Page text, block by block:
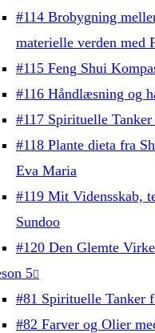
#114 Brobygning
materielle verden med
#115 Feng Shui
#116 Håndlæsning og
#117 Spirituelle
#118 Plante dieta fra
Eva Maria
#119 Mit Vidensskab,
Sundoo
#120 Den Glemte
5
#81 Spirituelle Tanker
#82 Farver og Olier